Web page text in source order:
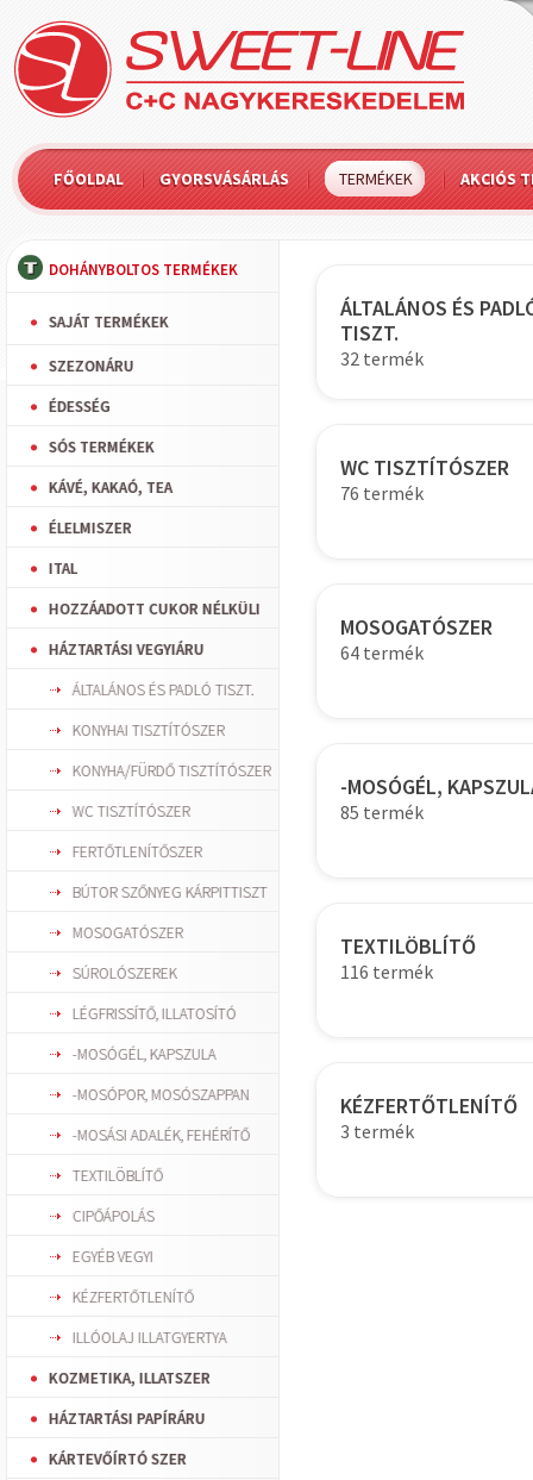
FŐOLDAL GYORSVÁSÁRLÁS TERMÉKEK AKCIÓS
DOHÁNYBOLTOS TERMÉKEK
SAJÁT TERMÉKEK
SZEZONÁRU
ÉDESSÉG
SÓS TERMÉKEK
KÁVÉ, KAKAÓ, TEA
ÉLELMISZER
ITAL
HOZZÁADOTT CUKOR NÉLKÜLI
HÁZTARTÁSI VEGYIÁRU
ÁLTALÁNOS ÉS PADLÓ TISZT.
KONYHAI TISZTÍTÓSZER
KONYHA/FÜRDŐ TISZTÍTÓSZER
WC TISZTÍTÓSZER
FERTŐTLENÍTŐSZER
BÚTOR SZŐNYEG KÁRPITTISZT
MOSOGATÓSZER
SÚROLÓSZEREK
LÉGFRISSÍTŐ, ILLATOSÍTÓ
-MOSÓGÉL, KAPSZULA
-MOSÓPOR, MOSÓSZAPPAN
-MOSÁSI ADALÉK, FEHÉRÍTŐ
TEXTILÖBLÍTŐ
CIPŐÁPOLÁS
EGYÉB VEGYI
KÉZFERTŐTLENÍTŐ
ILLÓOLAJ ILLATGYERTYA
KOZMETIKA, ILLATSZER
HÁZTARTÁSI PAPÍRÁRU
KÁRTEVŐÍRTÓ SZER
ÁLTALÁNOS ÉS
TISZT.
32 termék
WC TISZTÍTÓSZER
76 termék
MOSOGATÓSZER
64 termék
-MOSÓGÉL,
85 termék
TEXTILÖBLÍTŐ
116 termék
KÉZFERTŐTLENÍTŐ
3 termék